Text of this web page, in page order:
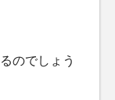
のでしょう